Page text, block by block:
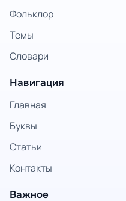
Фольклор
Темы
Словари
Навигация
Главная
Буквы
Статьи
Контакты
Важное